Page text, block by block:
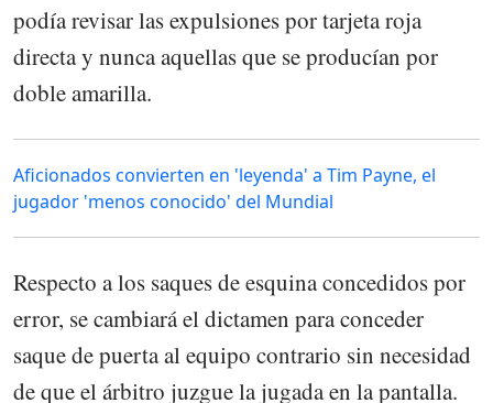
podía revisar las expulsiones por tarjeta roja
directa y nunca aquellas que se producían por
doble amarilla.
Aficionados convierten en 'leyenda' a Tim Payne, el
jugador 'menos conocido' del Mundial
Respecto a los saques de esquina concedidos por
error, se cambiará el dictamen para conceder
saque de puerta al equipo contrario sin necesidad
de que el árbitro juzgue la jugada en la pantalla.